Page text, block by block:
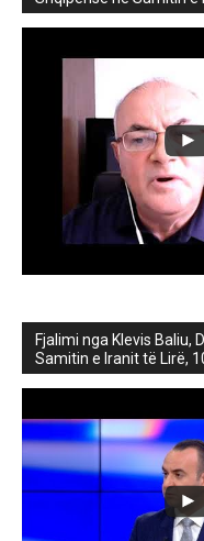
Fjalimi nga Klevis Baliu,
Samitin e Iranit të Lirë,